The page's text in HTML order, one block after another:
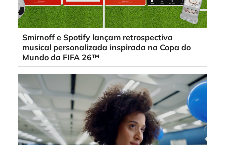
Smirnoff e Spotify lançam retrospectiva
musical personalizada inspirada na Copa do
Mundo da FIFA 26™